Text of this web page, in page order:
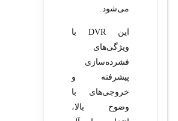
می‌شود.
این DVR با
ویژگی‌های
فشرده‌سازی
پیشرفته و
خروجی‌های با
وضوح بالا،